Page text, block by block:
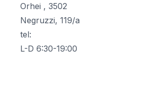
Orhei , 3502
Negruzzi, 119/a
tel:
L-D 6:30-19:00